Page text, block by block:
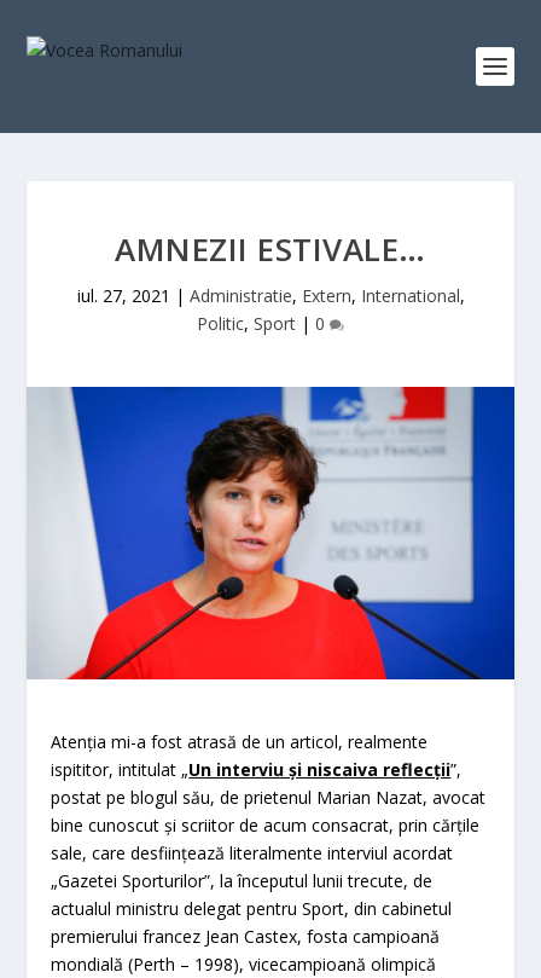
AMNEZII ESTIVALE…
iul. 27, 2021 | Administratie, Extern, International,
Politic, Sport | 0
Atenţia mi-a fost atrasă de un articol, realmente
ispititor, intitulat „Un interviu şi niscaiva reflecţii”,
postat pe blogul său, de prietenul Marian Nazat, avocat
bine cunoscut şi scriitor de acum consacrat, prin cărţile
sale, care desfiinţează literalmente interviul acordat
„Gazetei Sporturilor”, la începutul lunii trecute, de
actualul ministru delegat pentru Sport, din cabinetul
premierului francez Jean Castex, fosta campioană
mondială (Perth – 1998), vicecampioană olimpică